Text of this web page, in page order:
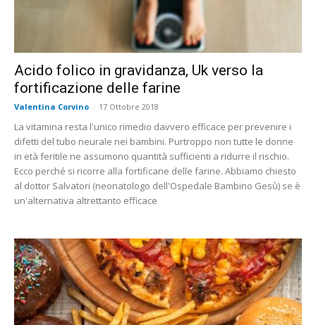
Acido folico in gravidanza, Uk verso la
fortificazione delle farine
Valentina Corvino - 17 Ottobre 2018
La vitamina resta l'unico rimedio davvero efficace per prevenire i
difetti del tubo neurale nei bambini. Purtroppo non tutte le donne
in età feritile ne assumono quantità sufficienti a ridurre il rischio.
Ecco perché si ricorre alla fortificane delle farine. Abbiamo chiesto
al dottor Salvatori (neonatologo dell'Ospedale Bambino Gesù) se è
un'alternativa altrettanto efficace